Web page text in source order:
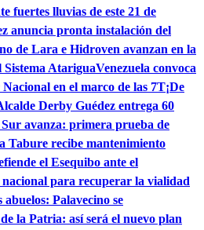
fuertes lluvias de este 21 de
anuncia pronta instalación del
de Lara e Hidroven avanzan en la
Sistema AtariguaVenezuela convoca
en el marco de las 7T¡De
Derby Guédez entrega 60
avanza: primera prueba de
Tabure recibe mantenimiento
el Esequibo ante el
para recuperar la vialidad
abuelos: Palavecino se
la Patria: así será el nuevo plan